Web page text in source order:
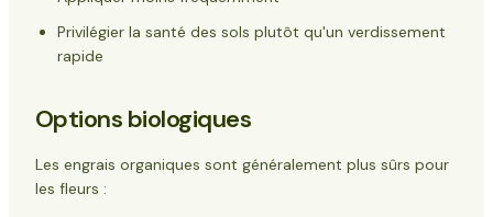
Privilégier la santé des sols plutôt qu'un verdissement
rapide
Options biologiques
Les engrais organiques sont généralement plus sûrs pour
les fleurs :